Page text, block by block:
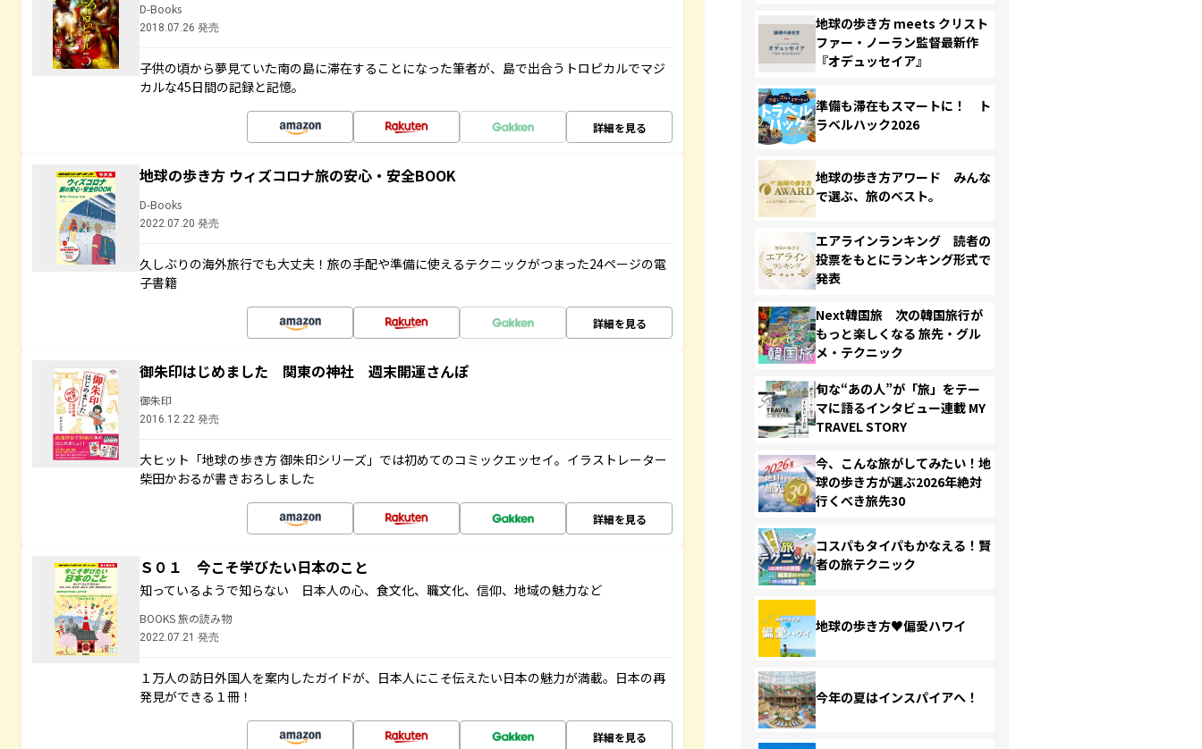
D-Books
2018.07.26 発売
子供の頃から夢見ていた南の島に滞在することになった筆者が、島で出合うトロピカルでマジ
カルな45日間の記録と記憶。
詳細を見る
地球の歩き方 ウィズコロナ旅の安心・安全BOOK
D-Books
2022.07.20 発売
久しぶりの海外旅行でも大丈夫！旅の手配や準備に使えるテクニックがつまった24ページの電
子書籍
詳細を見る
御朱印はじめました 関東の神社 週末開運さんぽ
御朱印
2016.12.22 発売
大ヒット「地球の歩き方 御朱印シリーズ」では初めてのコミックエッセイ。イラストレーター
柴田かおるが書きおろしました
詳細を見る
Ｓ０１ 今こそ学びたい日本のこと
知っているようで知らない 日本人の心、食文化、職文化、信仰、地域の魅力など
BOOKS 旅の読み物
2022.07.21 発売
１万人の訪日外国人を案内したガイドが、日本人にこそ伝えたい日本の魅力が満載。日本の再
発見ができる１冊！
詳細を見る
地球の歩き方 meets クリスト
ファー・ノーラン監督最新作
『オデュッセイア』
準備も滞在もスマートに！ ト
ラベルハック2026
地球の歩き方アワード みんな
で選ぶ、旅のベスト。
エアラインランキング 読者の
投票をもとにランキング形式で
発表
Next韓国旅 次の韓国旅行が
もっと楽しくなる 旅先・グル
メ・テクニック
旬な“あの人”が「旅」をテー
マに語るインタビュー連載 MY
TRAVEL STORY
今、こんな旅がしてみたい！地
球の歩き方が選ぶ2026年絶対
行くべき旅先30
コスパもタイパもかなえる！賢
者の旅テクニック
地球の歩き方♥偏愛ハワイ
今年の夏はインスパイアへ！